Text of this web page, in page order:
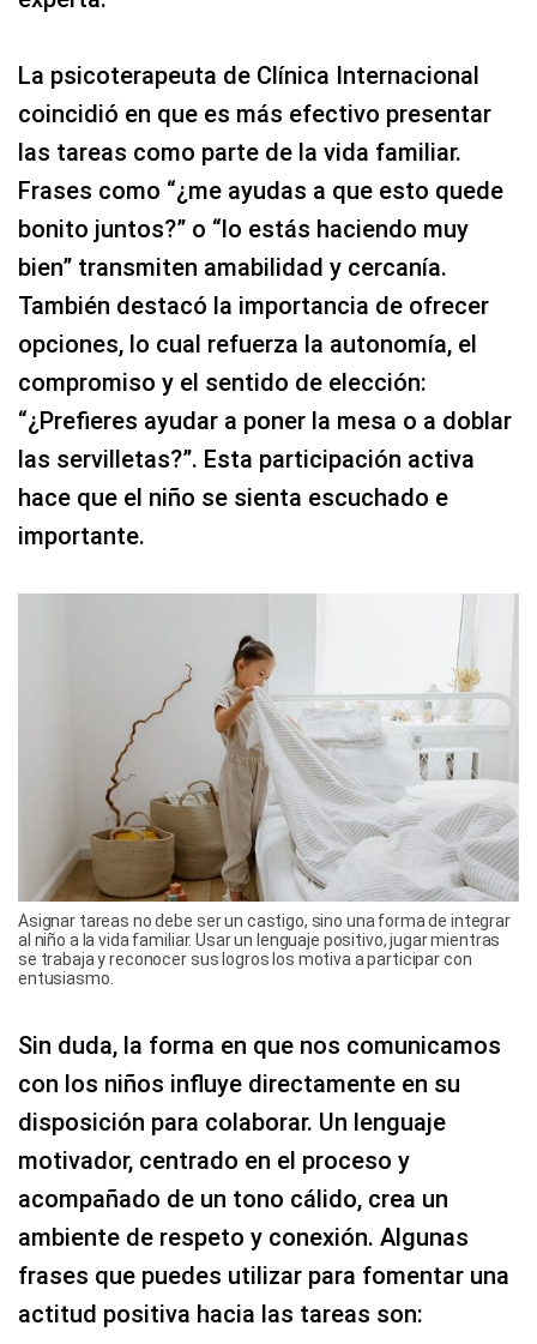
La psicoterapeuta de Clínica Internacional
coincidió en que es más efectivo presentar
las tareas como parte de la vida familiar.
Frases como “¿me ayudas a que esto quede
bonito juntos?” o “lo estás haciendo muy
bien” transmiten amabilidad y cercanía.
También destacó la importancia de ofrecer
opciones, lo cual refuerza la autonomía, el
compromiso y el sentido de elección:
“¿Prefieres ayudar a poner la mesa o a doblar
las servilletas?”. Esta participación activa
hace que el niño se sienta escuchado e
importante.
Asignar tareas no debe ser un castigo, sino una forma de integrar
al niño a la vida familiar. Usar un lenguaje positivo, jugar mientras
se trabaja y reconocer sus logros los motiva a participar con
entusiasmo.
Sin duda, la forma en que nos comunicamos
con los niños influye directamente en su
disposición para colaborar. Un lenguaje
motivador, centrado en el proceso y
acompañado de un tono cálido, crea un
ambiente de respeto y conexión. Algunas
frases que puedes utilizar para fomentar una
actitud positiva hacia las tareas son: